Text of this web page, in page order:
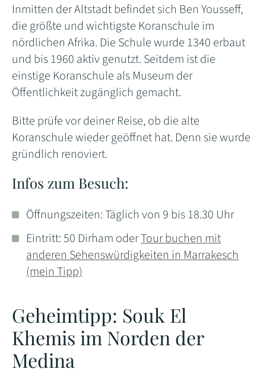
Inmitten der Altstadt befindet sich Ben Yousseff,
die größte und wichtigste Koranschule im
nördlichen Afrika. Die Schule wurde 1340 erbaut
und bis 1960 aktiv genutzt. Seitdem ist die
einstige Koranschule als Museum der
Öffentlichkeit zugänglich gemacht.
Bitte prüfe vor deiner Reise, ob die alte
Koranschule wieder geöffnet hat. Denn sie wurde
gründlich renoviert.
Infos zum Besuch:
Öffnungszeiten: Täglich von 9 bis 18.30 Uhr
Eintritt: 50 Dirham oderTour buchen mit
anderen Sehenswürdigkeiten in Marrakesch
(mein Tipp)
Geheimtipp: Souk El
Khemis im Norden der
Medina